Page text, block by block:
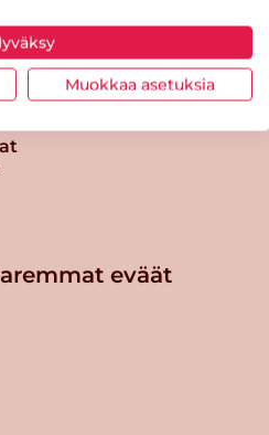
eväät
Muokkaa asetuksia